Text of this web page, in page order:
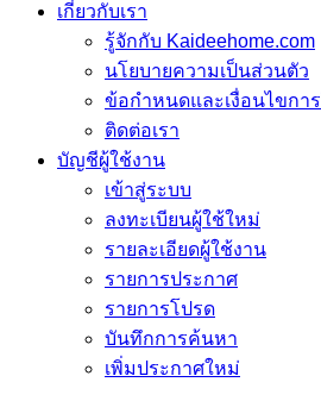
เกี่ยวกับเรา
รู้จักกับ Kaideehome.com
นโยบายความเป็นส่วนตัว
ข้อกำหนดและเงื่อนไขกา
ติดต่อเรา
บัญชีผู้ใช้งาน
เข้าสู่ระบบ
ลงทะเบียนผู้ใช้ใหม่
รายละเอียดผู้ใช้งาน
รายการประกาศ
รายการโปรด
บันทึกการค้นหา
เพิ่มประกาศใหม่